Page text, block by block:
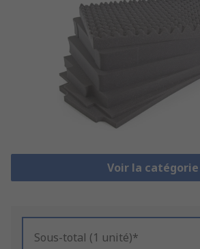
Voir la catégorie
Sous-total (1 unité)*